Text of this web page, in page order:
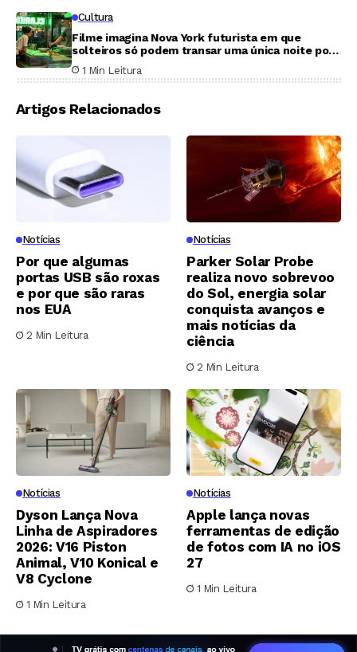
Cultura
Filme imagina Nova York futurista em que
solteiros só podem transar uma única noite por
ano
1 Min Leitura
Artigos Relacionados
Notícias
Por que algumas
portas USB são roxas
e por que são raras
nos EUA
2 Min Leitura
Notícias
Parker Solar Probe
realiza novo sobrevoo
do Sol, energia solar
conquista avanços e
mais notícias da
ciência
2 Min Leitura
Notícias
Dyson Lança Nova
Linha de Aspiradores
2026: V16 Piston
Animal, V10 Konical e
V8 Cyclone
1 Min Leitura
Notícias
Apple lança novas
ferramentas de edição
de fotos com IA no iOS
27
1 Min Leitura